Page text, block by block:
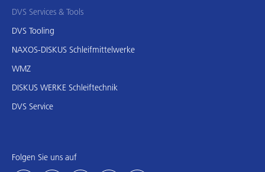
DVS Services & Tools
DVS Tooling
NAXOS-DISKUS Schleifmittelwerke
WMZ
DISKUS WERKE Schleiftechnik
DVS Service
Folgen Sie uns auf